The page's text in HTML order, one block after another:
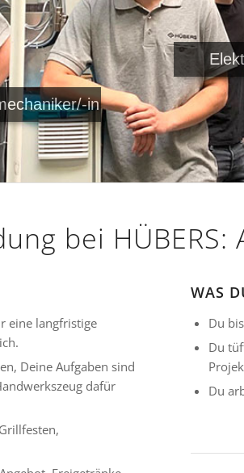
in
bei
eine langfristige
Deine Aufgaben sind
dafür
WAS
Du
Du
Du